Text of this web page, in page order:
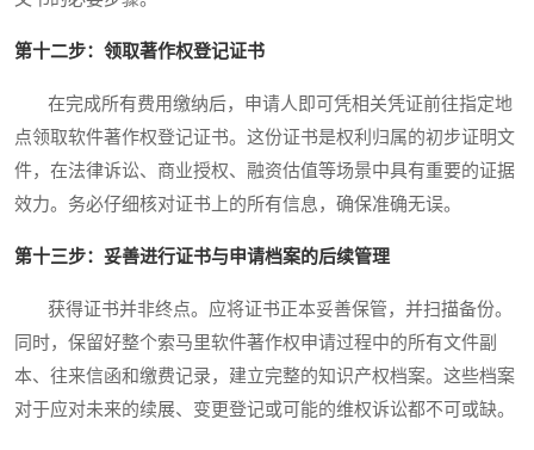
第十二步：领取著作权登记证书
在完成所有费用缴纳后，申请人即可凭相关凭证前往指定地
点领取软件著作权登记证书。这份证书是权利归属的初步证明文
件，在法律诉讼、商业授权、融资估值等场景中具有重要的证据
效力。务必仔细核对证书上的所有信息，确保准确无误。
第十三步：妥善进行证书与申请档案的后续管理
获得证书并非终点。应将证书正本妥善保管，并扫描备份。
同时，保留好整个索马里软件著作权申请过程中的所有文件副
本、往来信函和缴费记录，建立完整的知识产权档案。这些档案
对于应对未来的续展、变更登记或可能的维权诉讼都不可或缺。